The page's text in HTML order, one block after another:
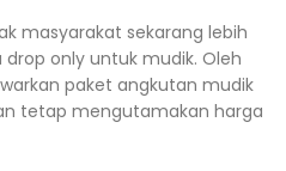
masyarakat sekarang lebih
only untuk mudik. Oleh
paket angkutan mudik
tetap mengutamakan harga